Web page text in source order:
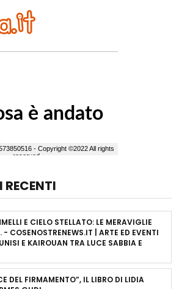
E CIELO STELLATO: LE MERAVIGLIE
- COSENOSTRENEWS.IT | ARTE ED EVENTI
E KAIROUAN TRA LUCE SABBIA E
DEL FIRMAMENTO”, IL LIBRO DI LIDIA